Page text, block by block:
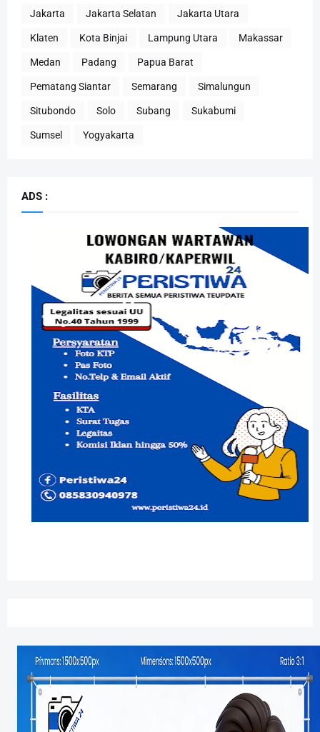
Jakarta Jakarta Selatan Jakarta Utara
Klaten Kota Binjai Lampung Utara Makassar
Medan Padang Papua Barat
Pematang Siantar Semarang Simalungun
Situbondo Solo Subang Sukabumi
Sumsel Yogyakarta
ADS :